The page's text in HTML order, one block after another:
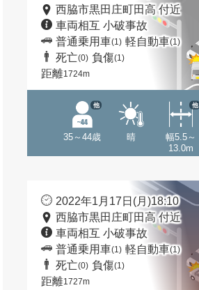
西脇市黒田庄町田高 付近
車両相互 小破事故
普通乗用車(1) 軽自動車(1)
死亡(0) 負傷(1)
距離1724m
35～44歳
他
晴
幅5.5～
13.0m
他
2022年1月17日(月)18:10
西脇市黒田庄町田高 付近
車両相互 小破事故
普通乗用車(1) 軽自動車(1)
死亡(0) 負傷(1)
距離1727m